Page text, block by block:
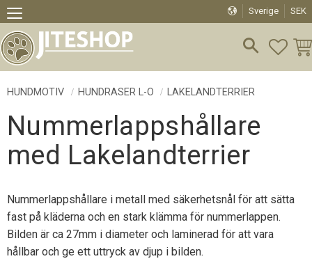
Meny
Sverige SEK
HUNDMOTIV HUNDRASER L-O LAKELANDTERRIER
Nummerlappshållare
med Lakelandterrier
Nummerlappshållare i metall med säkerhetsnål för att sätta
fast på kläderna och en stark klämma för nummerlappen.
Bilden är ca 27mm i diameter och laminerad för att vara
hållbar och ge ett uttryck av djup i bilden.